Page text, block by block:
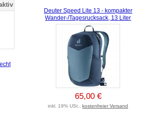
Deuter Speed Lite 13 - kompakter
Wander-/Tagesrucksack, 13 Liter
65,00 €
inkl. 19% USt.,kostenfreier Versand